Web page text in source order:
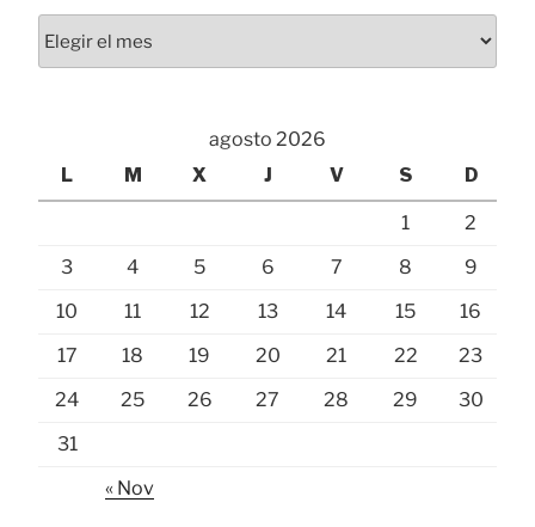
agosto 2026
L
M X J V S D
1
2
3
4 5 6 7 8
9
10
11 12 13 14 15
16
17
18 19 20 21 22
23
24
25 26 27 28 29
30
31
« Nov